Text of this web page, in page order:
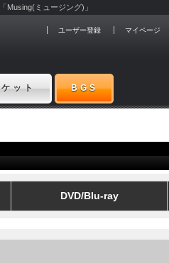
Musing(ミュージング)」
ユーザー登録 マイページ
ケット BGS
DVD/Blu-ray